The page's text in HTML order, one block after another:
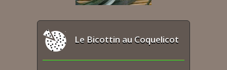
Le Bicottin au Coquelicot